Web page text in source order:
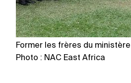
Former les frères du
Photo : NAC East Africa